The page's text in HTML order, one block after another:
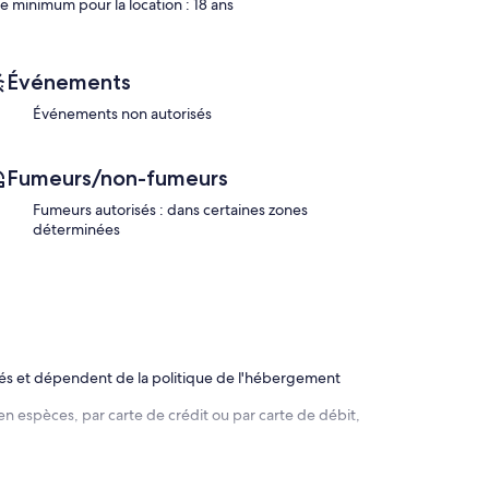
maison de style héritage colonial, elle a été restaurée
un design contemporain frais, offre un confort parfait.
dans un quartier calme du centre historique de
minimum pour la location : 18 ans
Événements
Événements non autorisés
Fumeurs/non-fumeurs
Fumeurs autorisés : dans certaines zones
déterminées
et dépendent de la politique de l'hébergement
espèces, par carte de crédit ou par carte de débit,